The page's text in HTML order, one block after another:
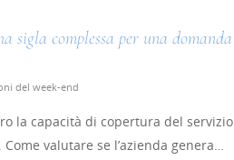
sigla complessa per una domanda
del week-end
la capacità di copertura del servizio
valutare se l’azienda genera…